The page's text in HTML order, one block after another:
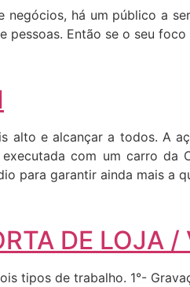
negócios, há um público a
pessoas. Então se o seu
alto e alcançar a todos. A
com um carro
para garantir ainda mais a
DE LOJA /
tipos de trabalho. 1°-